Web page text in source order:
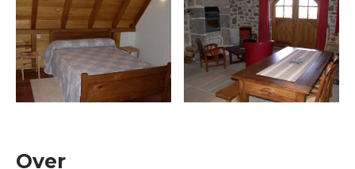
Over